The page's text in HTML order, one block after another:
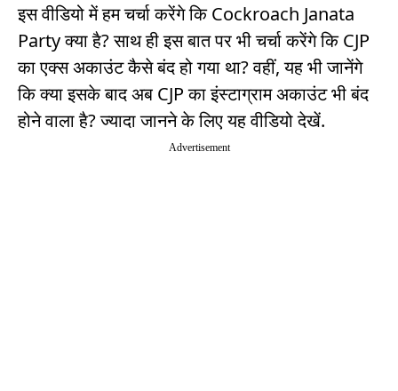
इस वीडियो में हम चर्चा करेंगे कि Cockroach Janata
Party क्या है? साथ ही इस बात पर भी चर्चा करेंगे कि CJP
का एक्स अकाउंट कैसे बंद हो गया था? वहीं, यह भी जानेंगे
कि क्या इसके बाद अब CJP का इंस्टाग्राम अकाउंट भी बंद
होने वाला है? ज्यादा जानने के लिए यह वीडियो देखें.
Advertisement